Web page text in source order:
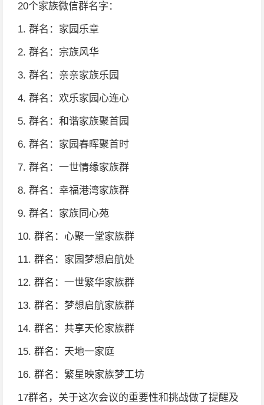
20个家族微信群名字：
1. 群名：家园乐章
2. 群名：宗族风华
3. 群名：亲亲家族乐园
4. 群名：欢乐家园心连心
5. 群名：和谐家族聚首园
6. 群名：家园春晖聚首时
7. 群名：一世情缘家族群
8. 群名：幸福港湾家族群
9. 群名：家族同心苑
10. 群名：心聚一堂家族群
11. 群名：家园梦想启航处
12. 群名：一世繁华家族群
13. 群名：梦想启航家族群
14. 群名：共享天伦家族群
15. 群名：天地一家庭
16. 群名：繁星映家族梦工坊
17群名，关于这次会议的重要性和挑战做了提醒及